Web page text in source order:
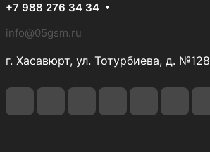
+7 988 276 34 34
info@05gsm.ru
г. Хасавюрт, ул. Тотурбиева, д. №128